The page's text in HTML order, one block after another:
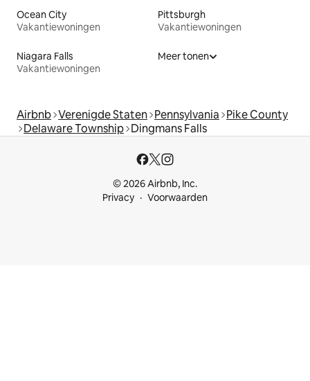
Ocean City
Vakantiewoningen
Pittsburgh
Vakantiewoningen
Niagara Falls
Vakantiewoningen
Meer tonen
Airbnb Verenigde Staten Pennsylvania Pike County
Delaware Township Dingmans Falls
© 2026 Airbnb, Inc.
Privacy
Voorwaarden